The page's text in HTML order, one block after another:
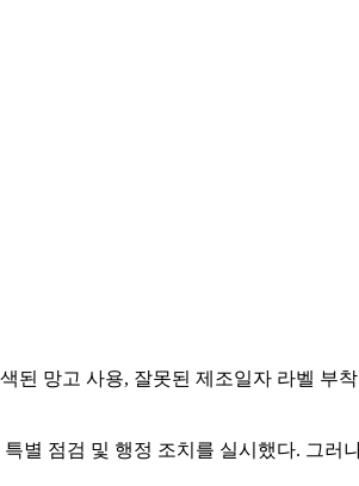
된 망고 사용, 잘못된 제조일자 라벨 부
별 점검 및 행정 조치를 실시했다. 그러